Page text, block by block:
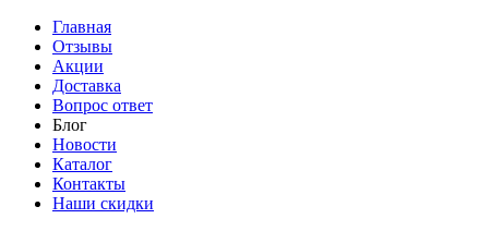
Главная
Отзывы
Акции
Доставка
Вопрос ответ
Блог
Новости
Каталог
Контакты
Наши скидки